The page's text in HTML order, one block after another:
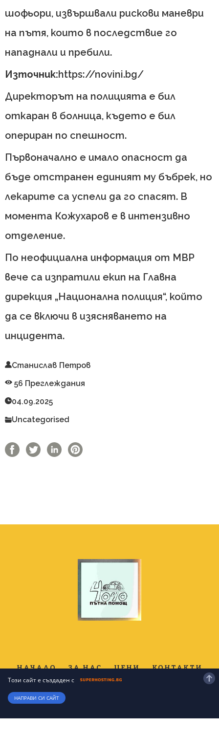
шофьори, извършвали рискови маневри
на пътя, които в последствие го
нападнали и пребили.
Източник:https://novini.bg/
Директорът на полицията е бил
откаран в болница, където е бил
опериран по спешност.
Първоначално е имало опасност да
бъде отстранен единият му бъбрек, но
лекарите са успели да го спасят. В
момента Кожухаров е в интензивно
отделение.
По неофициална информация от МВР
вече са изпратили екип на Главна
дирекция „Национална полиция“, който
да се включи в изясняването на
инцидента.
Станислав Петров
56 Преглеждания
04.09.2025
Uncategorised
НАЧАЛО ЗА НАС ЦЕНИ
КОНТАКТИ
Този сайт е създаден с
НАПРАВИ СИ САЙТ